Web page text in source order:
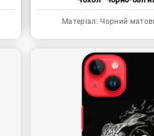
Матеріал: Чорний